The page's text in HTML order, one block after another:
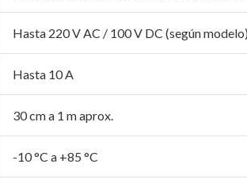
Hasta 220 V AC / 100 V DC (según modelo)
Hasta 10 A
30 cm a 1 m aprox.
-10 °C a +85 °C